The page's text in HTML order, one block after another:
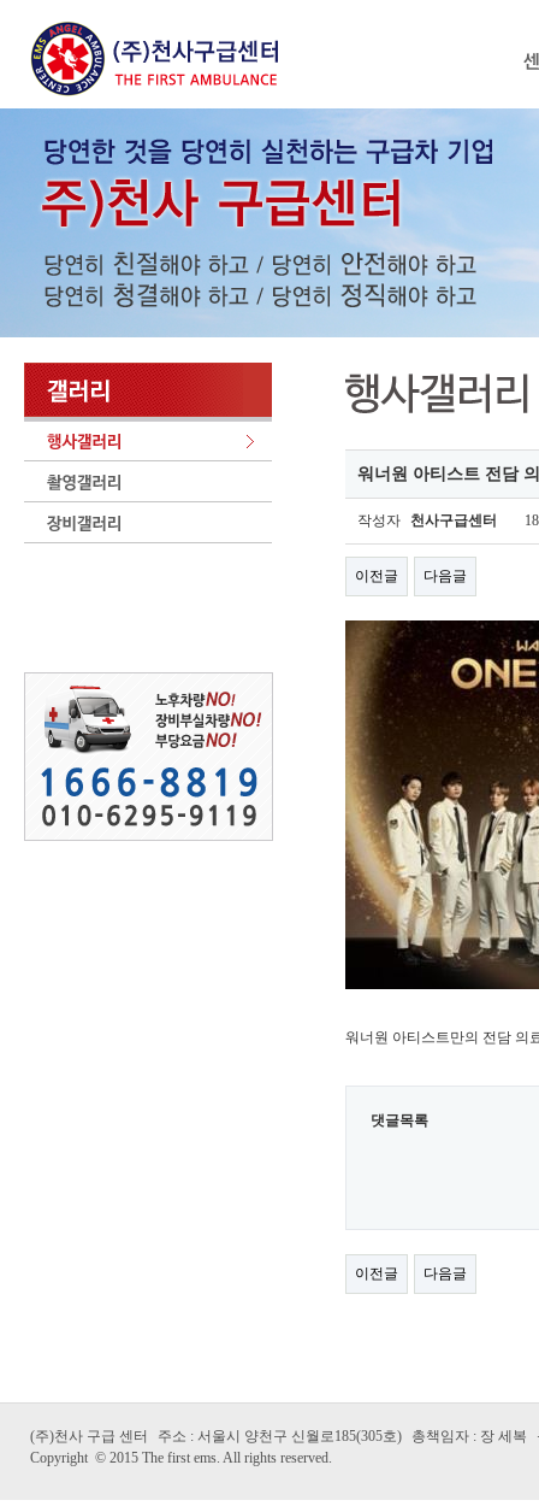
워너원 아티스트 전담
작성자 천사구급센터
이전글 다음글
워너원 아티스트만의 전담 의
댓글목록
이전글 다음글
(주)천사 구급 센터 주소 : 서울시 양천구 신월로185(305호) 총책임자 : 장 세복
Copyright © 2015 The first ems. All rights reserved.